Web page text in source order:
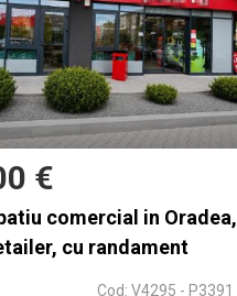
€
comercial in Oradea,
cu randament
Cod: V4295 - P3391